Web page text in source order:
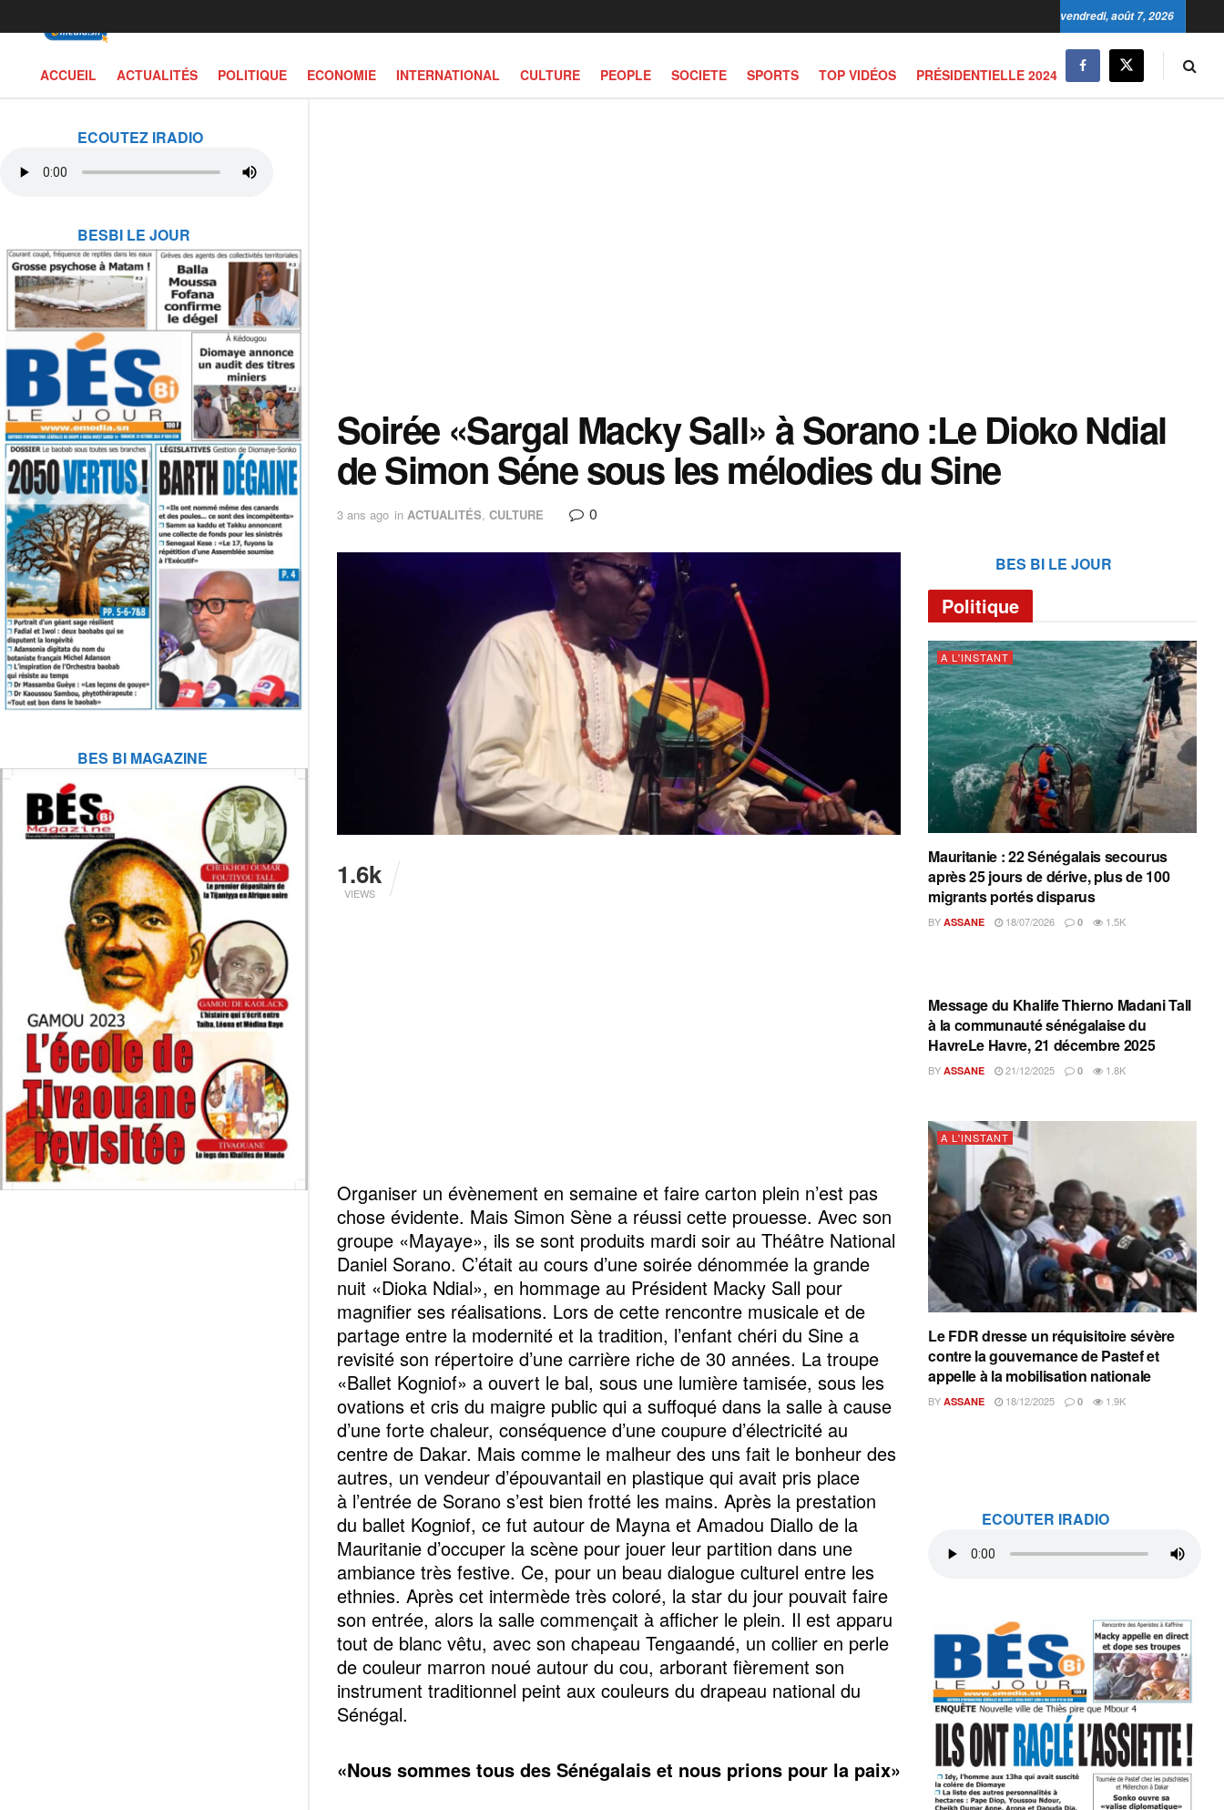
ECOUTEZ IRADIO
BESBI LE JOUR
BES BI MAGAZINE
vendredi, août 7, 2026
ACCUEIL ACTUALITÉS POLITIQUE ECONOMIE INTERNATIONAL CULTURE PEOPLE SOCIETE SPORTS TOP VIDÉOS PRÉSIDENTIELLE 2024
Soirée «Sargal Macky Sall» à Sorano :Le Dioko Ndial
de Simon Séne sous les mélodies du Sine
3 ans ago in ACTUALITÉS, CULTURE 0
1.6k
VIEWS
Organiser un évènement en semaine et faire carton plein n’est pas
chose évidente. Mais Simon Sène a réussi cette prouesse. Avec son
groupe «Mayaye», ils se sont produits mardi soir au Théâtre National
Daniel Sorano. C’était au cours d’une soirée dénommée la grande
nuit «Dioka Ndial», en hommage au Président Macky Sall pour
magnifier ses réalisations. Lors de cette rencontre musicale et de
partage entre la modernité et la tradition, l’enfant chéri du Sine a
revisité son répertoire d’une carrière riche de 30 années. La troupe
«Ballet Kogniof» a ouvert le bal, sous une lumière tamisée, sous les
ovations et cris du maigre public qui a suffoqué dans la salle à cause
d’une forte chaleur, conséquence d’une coupure d’électricité au
centre de Dakar. Mais comme le malheur des uns fait le bonheur des
autres, un vendeur d’épouvantail en plastique qui avait pris place
à l’entrée de Sorano s’est bien frotté les mains. Après la prestation
du ballet Kogniof, ce fut autour de Mayna et Amadou Diallo de la
Mauritanie d’occuper la scène pour jouer leur partition dans une
ambiance très festive. Ce, pour un beau dialogue culturel entre les
ethnies. Après cet intermède très coloré, la star du jour pouvait faire
son entrée, alors la salle commençait à afficher le plein. Il est apparu
tout de blanc vêtu, avec son chapeau Tengaandé, un collier en perle
de couleur marron noué autour du cou, arborant fièrement son
instrument traditionnel peint aux couleurs du drapeau national du
Sénégal.
«Nous sommes tous des Sénégalais et nous prions pour la paix»
BES BI LE JOUR
Politique
A L'INSTANT
Mauritanie : 22 Sénégalais secourus
après 25 jours de dérive, plus de 100
migrants portés disparus
BY ASSANE 18/07/2026 0 1.5K
A L'INSTANT
Message du Khalife Thierno Madani Tall
à la communauté sénégalaise du
HavreLe Havre, 21 décembre 2025
BY ASSANE 21/12/2025 0 1.8K
A L'INSTANT
Le FDR dresse un réquisitoire sévère
contre la gouvernance de Pastef et
appelle à la mobilisation nationale
BY ASSANE 18/12/2025 0 1.9K
ECOUTER IRADIO